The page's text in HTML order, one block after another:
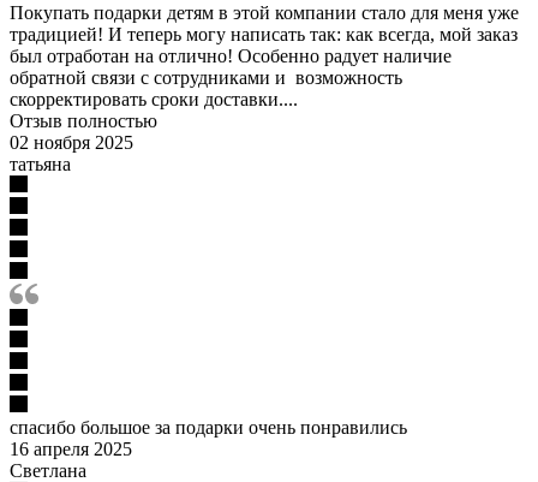
Покупать подарки детям в этой компании стало для меня уже
традицией! И теперь могу написать так: как всегда, мой заказ
был отработан на отлично! Особенно радует наличие
обратной связи с сотрудниками и возможность
скорректировать сроки доставки....
Отзыв полностью
02 ноября 2025
татьяна
спасибо большое за подарки очень понравились
16 апреля 2025
Светлана